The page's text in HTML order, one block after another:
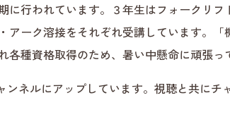
行われています。３年生はフォークリフ
アーク溶接をそれぞれ受講しています。「
種資格取得のため、暑い中懸命に頑張っ
ンネルにアップしています。視聴と共にチ